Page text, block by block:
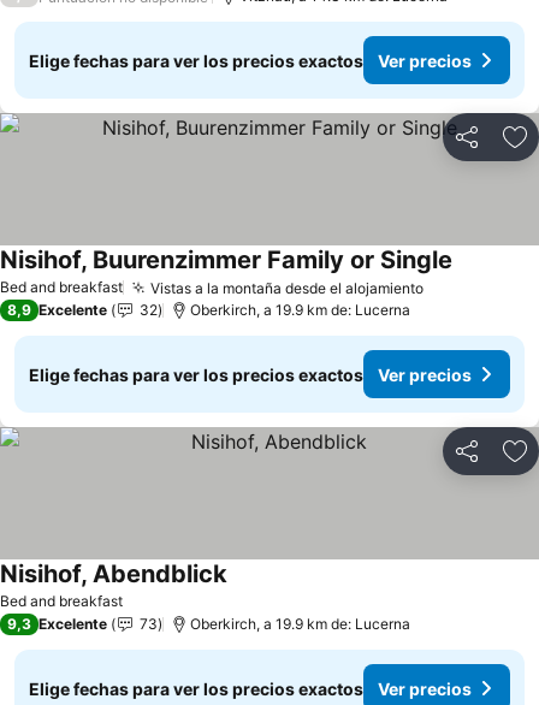
Elige fechas para ver los precios exactos Ver precios
Compartir
Bed and breakfast Vistas a la montaña desde el alojamiento
Nisihof, Buurenzimmer Family or Single
8,9 Excelente 32 Oberkirch, a 19.9 km de: Lucerna
Elige fechas para ver los precios exactos Ver precios
Compartir
Bed and breakfast
Nisihof, Abendblick
9,3 Excelente 73 Oberkirch, a 19.9 km de: Lucerna
Elige fechas para ver los precios exactos Ver precios